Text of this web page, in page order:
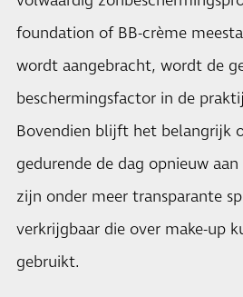
foundation of BB-crème
wordt aangebracht, wordt de
beschermingsfactor in de
Bovendien blijft het belangrijk
gedurende de dag opnieuw
zijn onder meer transparante
verkrijgbaar die over make-up
gebruikt.